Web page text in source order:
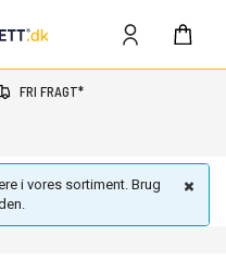
FRI FRAGT*
i vores sortiment. Brug